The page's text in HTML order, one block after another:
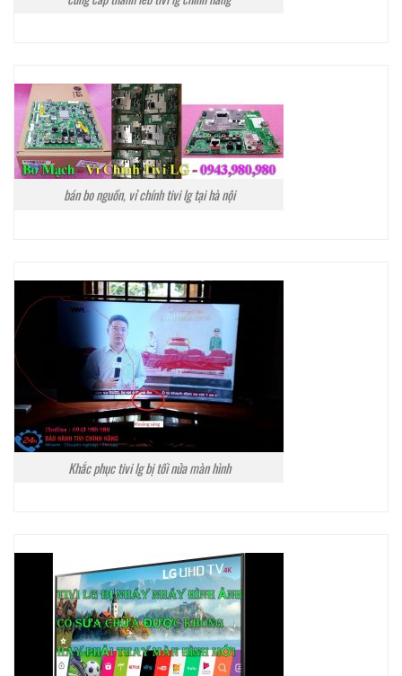
bán bo nguồn, vỉ chính tivi lg tại hà nội
Khắc phục tivi lg bị tối nửa màn hình